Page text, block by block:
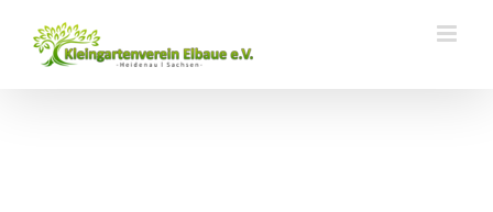
Inhalt
springen